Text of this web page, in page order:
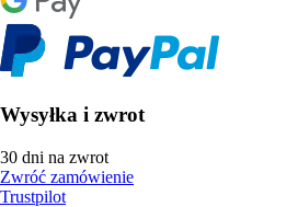
Wysyłka i zwrot
30 dni na zwrot
Zwróć zamówienie
Trustpilot